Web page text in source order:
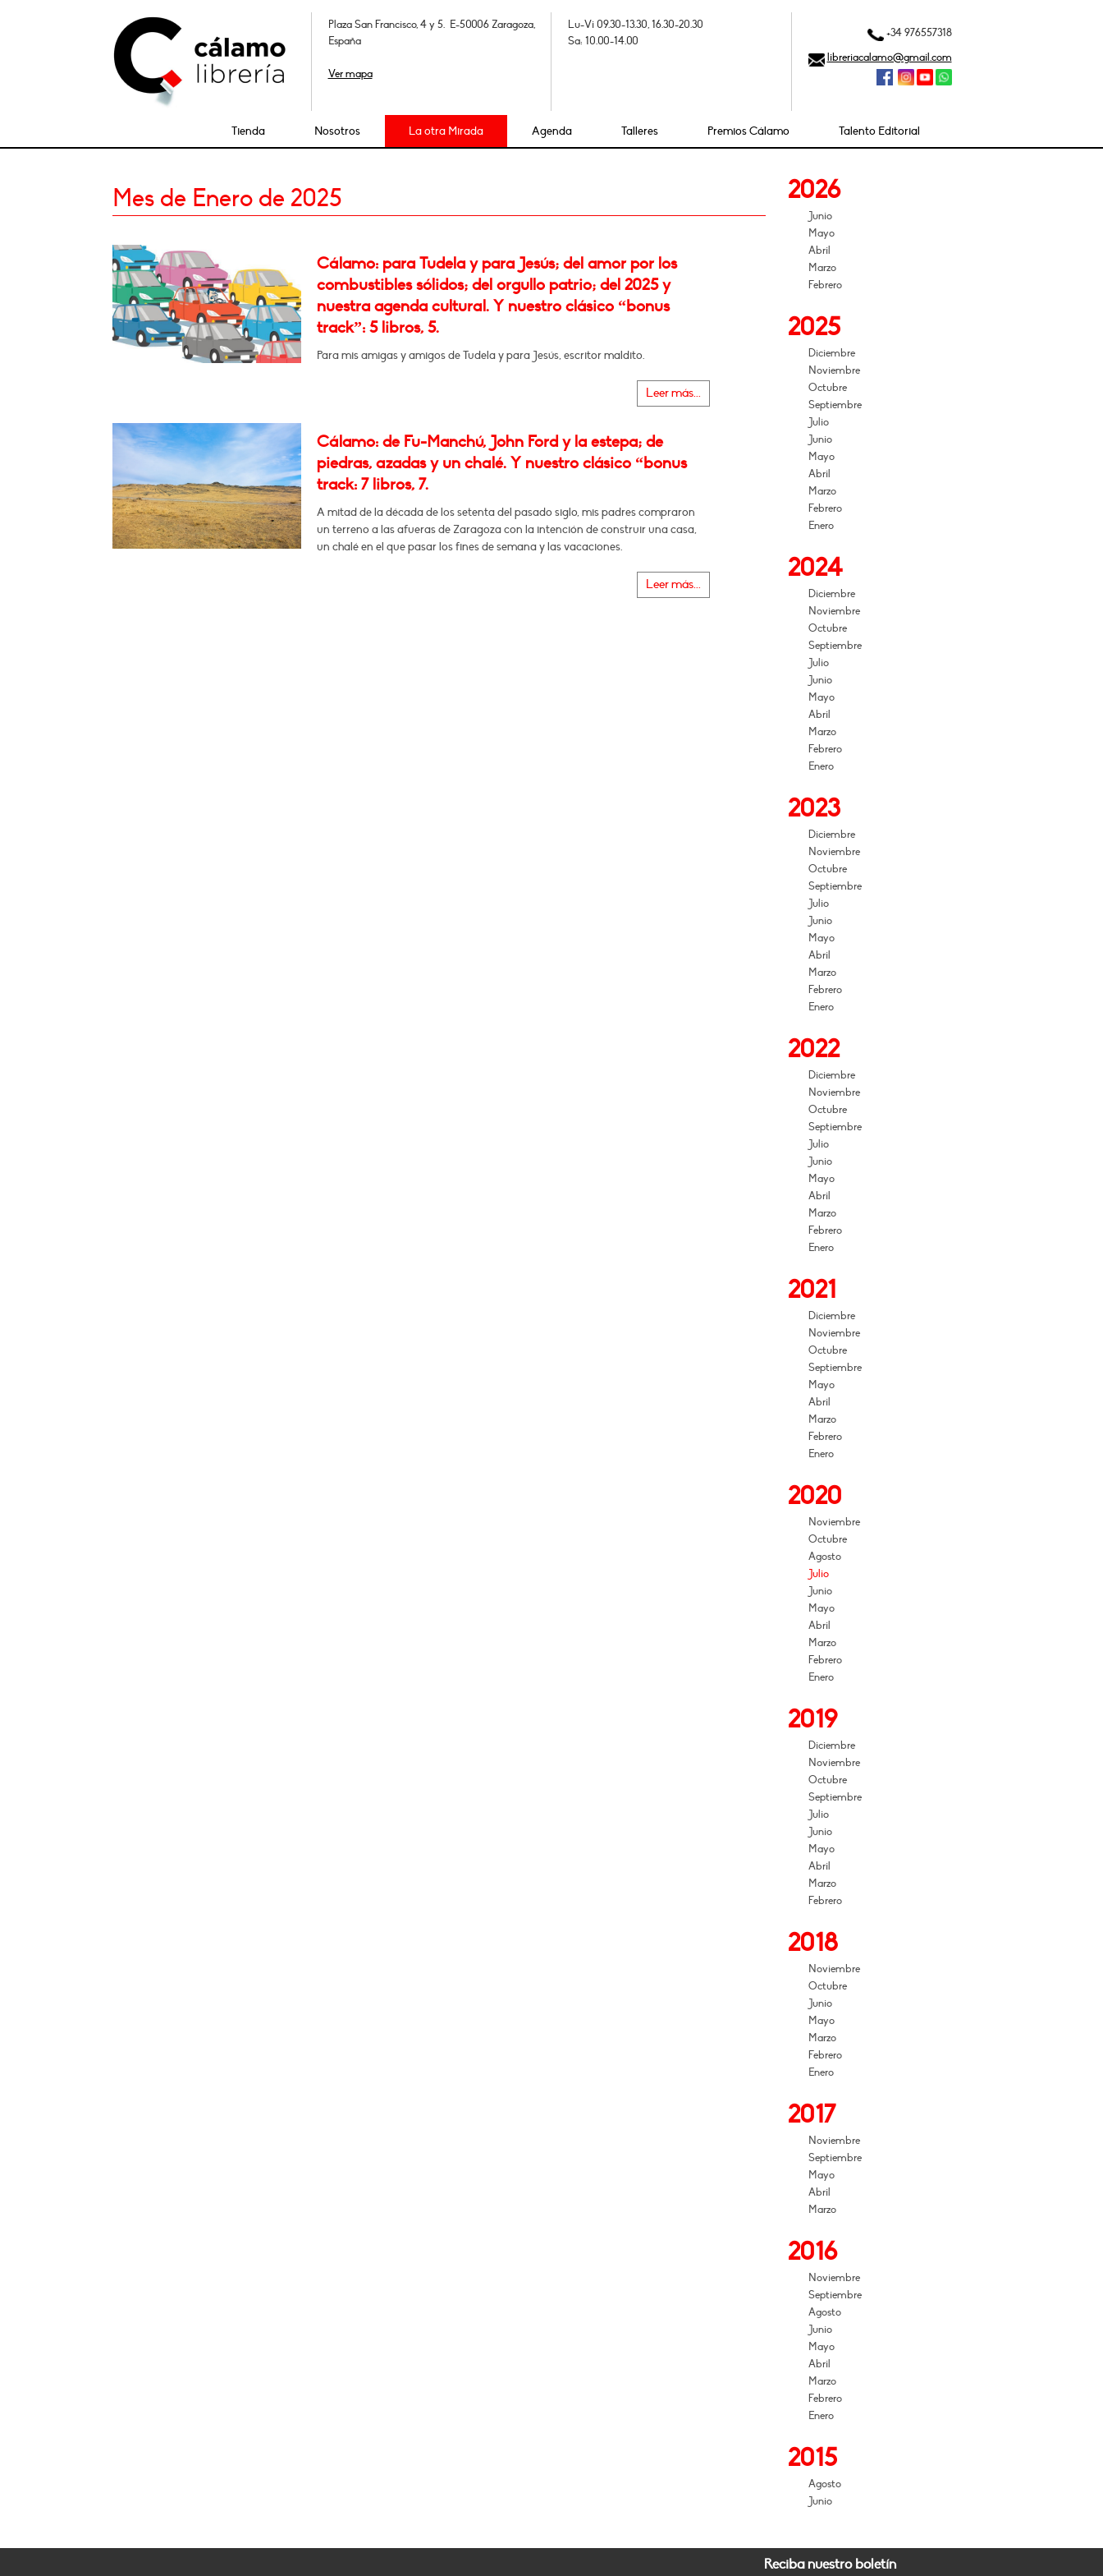
Plaza San Francisco, 4 y 5. E-50006 Zaragoza,
España
Ver mapa
Lu-Vi 09.30-13.30, 16.30-20.30
Sa: 10.00-14.00
+34 976557318
libreriacalamo@gmail.com
Tienda Nosotros La otra Mirada Agenda Talleres Premios Cálamo Talento Editorial
Mes de Enero de 2025
Cálamo: para Tudela y para Jesús; del amor por los
combustibles sólidos; del orgullo patrio; del 2025 y
nuestra agenda cultural. Y nuestro clásico “bonus
track”: 5 libros, 5.
Para mis amigas y amigos de Tudela y para Jesús, escritor maldito.
Leer más...
Cálamo: de Fu-Manchú, John Ford y la estepa; de
piedras, azadas y un chalé. Y nuestro clásico “bonus
track: 7 libros, 7.
A mitad de la década de los setenta del pasado siglo, mis padres compraron
un terreno a las afueras de Zaragoza con la intención de construir una casa,
un chalé en el que pasar los fines de semana y las vacaciones.
Leer más...
2026
Junio
Mayo
Abril
Marzo
Febrero
2025
Diciembre
Noviembre
Octubre
Septiembre
Julio
Junio
Mayo
Abril
Marzo
Febrero
Enero
2024
Diciembre
Noviembre
Octubre
Septiembre
Julio
Junio
Mayo
Abril
Marzo
Febrero
Enero
2023
Diciembre
Noviembre
Octubre
Septiembre
Julio
Junio
Mayo
Abril
Marzo
Febrero
Enero
2022
Diciembre
Noviembre
Octubre
Septiembre
Julio
Junio
Mayo
Abril
Marzo
Febrero
Enero
2021
Diciembre
Noviembre
Octubre
Septiembre
Mayo
Abril
Marzo
Febrero
Enero
2020
Noviembre
Octubre
Agosto
Julio
Junio
Mayo
Abril
Marzo
Febrero
Enero
2019
Diciembre
Noviembre
Octubre
Septiembre
Julio
Junio
Mayo
Abril
Marzo
Febrero
2018
Noviembre
Octubre
Junio
Mayo
Marzo
Febrero
Enero
2017
Noviembre
Septiembre
Mayo
Abril
Marzo
2016
Noviembre
Septiembre
Agosto
Junio
Mayo
Abril
Marzo
Febrero
Enero
2015
Agosto
Junio
Reciba nuestro boletín